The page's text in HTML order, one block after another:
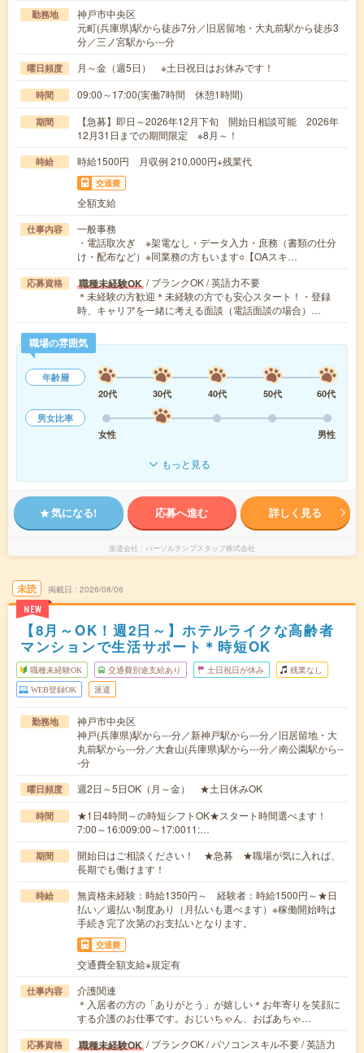
勤務地
神戸市中央区
元町(兵庫県)駅から徒歩7分／旧居留地・大丸前駅から徒歩3
分／三ノ宮駅から---分
曜日頻度 月～金（週5日） ※土日祝日はお休みです！
時間 09:00～17:00(実働7時間 休憩1時間)
期間
【急募】即日～2026年12月下旬 開始日相談可能 2026年
12月31日までの期間限定 ※8月～！
時給 時給1500円 月収例 210,000円+残業代
交通費
全額支給
仕事内容
一般事務
・電話取次ぎ ※架電なし・データ入力・庶務（書類の仕分
け・配布など）※同業務の方もいます○【OAスキ…
応募資格 職種未経験OK / ブランクOK / 英語力不要
＊未経験の方歓迎＊未経験の方でも安心スタート！・登録
時、キャリアを一緒に考える面談（電話面談の場合）…
職場の雰囲気
年齢層
20代
30代 40代 50代
60代
男女比率
女性
男性
もっと見る
気になる! 応募へ進む 詳しく見る
派遣会社 パーソルテンプスタッフ株式会社
未読
NEW
掲載日 2026/08/06
【8月～OK！週2日～】ホテルライクな高齢者
マンションで生活サポート＊時短OK
職種未経験OK 交通費別途支給あり 土日祝日が休み 残業なし
WEB登録OK 派遣
勤務地
神戸市中央区
神戸(兵庫県)駅から---分／新神戸駅から---分／旧居留地・大
丸前駅から---分／大倉山(兵庫県)駅から---分／南公園駅から--
-分
曜日頻度 週2日～5日OK（月～金） ★土日休みOK
時間
★1日4時間～の時短シフトOK★スタート時間選べます！
7:00～16:009:00～17:0011:…
期間
開始日はご相談ください！ ★急募 ★職場が気に入れば、
長期でも働けます！
時給
無資格未経験：時給1350円～ 経験者：時給1500円～★日
払い／週払い制度あり（月払いも選べます）※稼働開始時は
手続き完了次第のお支払いとなります。
交通費
交通費全額支給※規定有
仕事内容
介護関連
＊入居者の方の「ありがとう」が嬉しい＊お年寄りを笑顔に
する介護のお仕事です。おじいちゃん、おばあちゃ…
応募資格 職種未経験OK / ブランクOK / パソコンスキル不要 / 英語力